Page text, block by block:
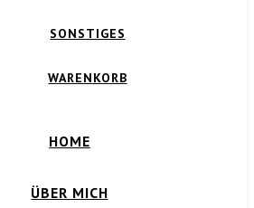
SONSTIGES
WARENKORB
HOME
ÜBER MICH